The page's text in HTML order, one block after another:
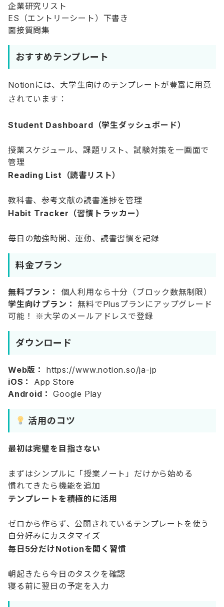
企業研究リスト
ES（エントリーシート）下書き
面接質問集
おすすめテンプレート
Notionには、大学生向けのテンプレートが豊富に用意
されています：
Student Dashboard（学生ダッシュボード）
授業スケジュール、課題リスト、試験対策を一画面で
管理
Reading List（読書リスト）
教科書、参考文献の読書進捗を管理
Habit Tracker（習慣トラッカー）
毎日の勉強時間、運動、読書習慣を記録
料金プラン
無料プラン：
個人利用なら十分（ブロック数無制限）
学生向けプラン： 無料でPlusプランにアップグレード
可能！ ※大学のメールアドレスで登録
ダウンロード
Web版：
https://www.notion.so/ja-jp
iOS：
App Store
Android： Google Play
活用のコツ
最初は完璧を目指さない
まずはシンプルに「授業ノート」だけから始める
慣れてきたら機能を追加
テンプレートを積極的に活用
ゼロから作らず、公開されているテンプレートを使う
自分好みにカスタマイズ
毎日5分だけNotionを開く習慣
朝起きたら今日のタスクを確認
寝る前に翌日の予定を入力